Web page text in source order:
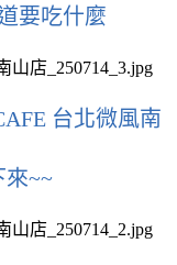
要吃什麼
台北微風南
來~~